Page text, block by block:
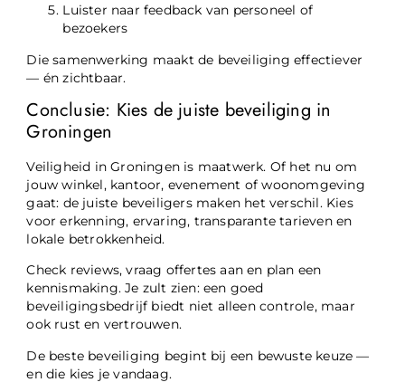
Luister naar feedback van personeel of
bezoekers
Die samenwerking maakt de beveiliging effectiever
— én zichtbaar.
Conclusie: Kies de juiste beveiliging in
Groningen
Veiligheid in Groningen is maatwerk. Of het nu om
jouw winkel, kantoor, evenement of woonomgeving
gaat: de juiste beveiligers maken het verschil. Kies
voor erkenning, ervaring, transparante tarieven en
lokale betrokkenheid.
Check reviews, vraag offertes aan en plan een
kennismaking. Je zult zien: een goed
beveiligingsbedrijf biedt niet alleen controle, maar
ook rust en vertrouwen.
De beste beveiliging begint bij een bewuste keuze —
en die kies je vandaag.